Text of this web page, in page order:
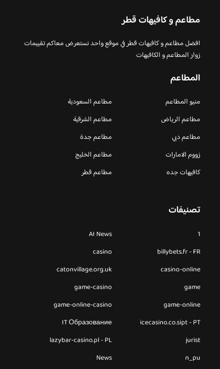
مطاعم و كافيهات قطر
افضل مطاعم و كافيهات قطر في موقع واحد نستعرض معاكم تقييمات
زوار المطاعم و الكافيهات
المطاعم
منيو المطاعم
مطاعم السعودية
مطاعم الرياض
مطاعم الشرقية
مطاعم دبي
مطاعم جدة
زووم الامارات
مطاعم الخليج
كافيهات جده
مطاعم قطر
تصنيفات
1
AI News
billybets.fr - FR
casino
casino-online
catonvillage.org.uk
game
game-casino
game-online
game-online-casino
icecasino.co.sipt - PT
IT Образование
jurist
lazybar-casino.pl - PL
n_pu
News